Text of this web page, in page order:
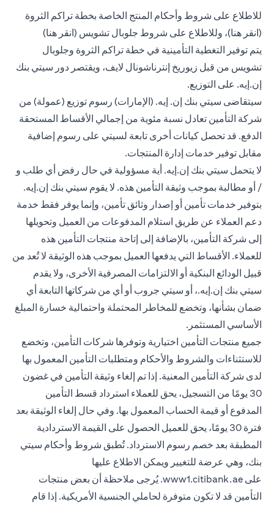
للاطلاع على شروط وأحكام المنتج الخاصة بخطة تراكم الثروة
(انقر هنا(opens in a new tab))، وللاطلاع على شروط جلوبال تشويس (انقر هنا(opens in a new tab)
)
يتم توفير التغطية التأمينية في خطة تراكم الثروة وجلوبال
تشويس من قبل زيوريخ إنترناشونال لايف، ويقتصر دور سيتي بنك
إن.إيه. على التوزيع.
سيتقاضى سيتي بنك إن. إيه. (الإمارات) رسوم توزيع (عمولة) من
شركة التأمين تعادل نسبة مئوية من إجمالي الأقساط المستحقة
الدفع. قد تحصل كيانات أخرى تابعة لسيتي على رسوم إضافية
مقابل توفير خدمات إدارة المنتجات.
لا يتحمل سيتي بنك إن.إيه. أية مسؤولية في حال رفض أي طلب و
/ أو مطالبة بموجب وثيقة التأمين هذه. لا يقوم سيتي بنك إن.إيه.
بتوفير خدمات تأمين أو إصدار وثائق تأمين، وإنما يوفر فقط خدمة
دعم العملاء عن طريق استلام المدفوعات من العميل وتحويلها
إلى شركة التأمين، بالإضافة إلى إتاحة منتجات التأمين هذه
للعملاء. الأقساط التي يدفعها العميل بموجب هذه الوثيقة لا تُعد من
قبيل الودائع البنكية أو الالتزامات المصرفية الأخرى، ولا يقدم
سيتي بنك إن.إيه.، أو سيتي جروب أو أي من شركاتها التابعة أي
ضمان بشأنها، وتخضع للمخاطر المحتملة واحتمالية خسارة المبلغ
الأساسي المستثمر.
جميع منتجات التأمين اختيارية وتوفرها شركات التأمين، وتخضع
للاستثناءات والشروط والأحكام ومتطلبات التأمين المعمول بها
لدى شركة التأمين المعنية. إذا تم إلغاء وثيقة التأمين في غضون
30 يومًا من التسجيل، يحق للعملاء استرداد قسط التأمين
المدفوع أو قيمة الحساب المعمول بها. وفي حال إلغاء الوثيقة بعد
فترة 30 يومًا، يحق للعميل الحصول على القيمة الاستردادية
المطبقة بعد خصم رسوم الاسترداد. تُطبق شروط وأحكام سيتي
بنك، وهي عرضة للتغيير ويمكن الاطلاع عليها
على www1.citibank.ae
(opens in a new tab). يُرجى ملاحظة أن بعض منتجات
التأمين قد لا تكون متوفرة لحاملي الجنسية الأمريكية. إذا قام